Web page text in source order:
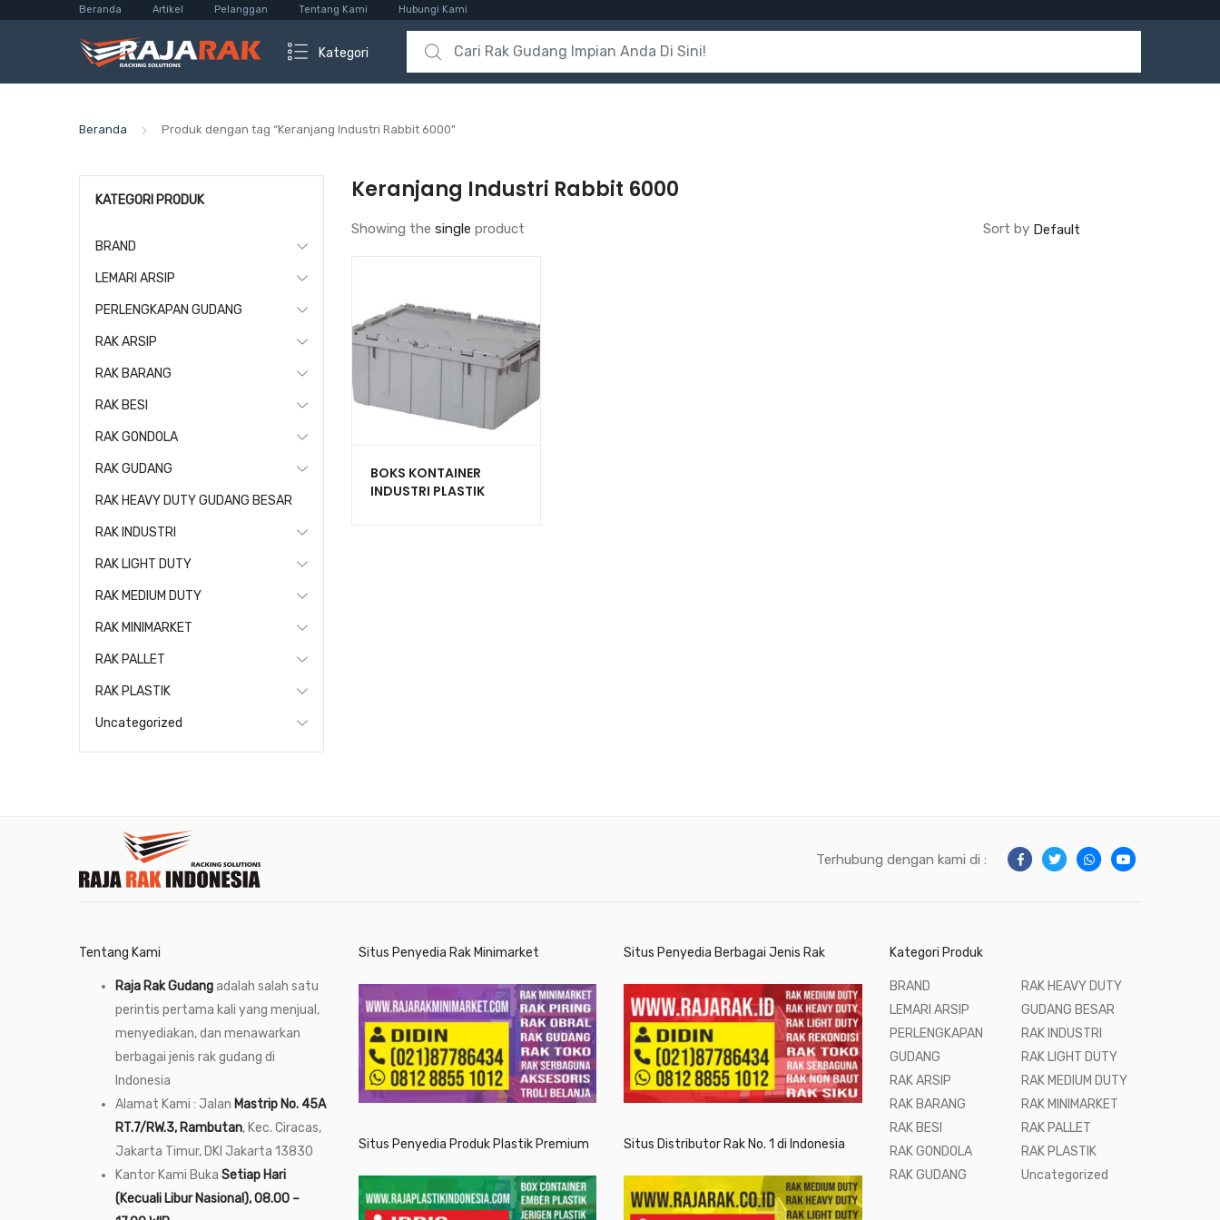
Beranda Artikel Pelanggan Tentang Kami Hubungi Kami
Kategori
Search for:
Beranda Produk dengan tag “Keranjang Industri Rabbit 6000”
Keranjang Industri Rabbit 6000
Showing the single product Sort by
BOKS KONTAINER
INDUSTRI PLASTIK
KATEGORI PRODUK
BRAND
LEMARI ARSIP
PERLENGKAPAN GUDANG
RAK ARSIP
RAK BARANG
RAK BESI
RAK GONDOLA
RAK GUDANG
RAK HEAVY DUTY GUDANG BESAR
RAK INDUSTRI
RAK LIGHT DUTY
RAK MEDIUM DUTY
RAK MINIMARKET
RAK PALLET
RAK PLASTIK
Uncategorized
Terhubung dengan kami di :
Tentang Kami
Raja Rak Gudangadalah salah satu
perintis pertama kali yang menjual,
menyediakan, dan menawarkan
berbagai jenis rak gudang di
Indonesia
Alamat Kami : Jalan Mastrip No. 45A
RT.7/RW.3, Rambutan, Kec. Ciracas,
Jakarta Timur, DKI Jakarta 13830
Kantor Kami Buka Setiap Hari
(Kecuali Libur Nasional), 08.00 –
Situs Penyedia Rak Minimarket
Situs Penyedia Produk Plastik Premium
Situs Penyedia Berbagai Jenis Rak
Situs Distributor Rak No. 1 di Indonesia
Kategori Produk
BRAND
LEMARI ARSIP
PERLENGKAPAN
GUDANG
RAK ARSIP
RAK BARANG
RAK BESI
RAK GONDOLA
RAK GUDANG
RAK HEAVY DUTY
GUDANG BESAR
RAK INDUSTRI
RAK LIGHT DUTY
RAK MEDIUM DUTY
RAK MINIMARKET
RAK PALLET
RAK PLASTIK
Uncategorized